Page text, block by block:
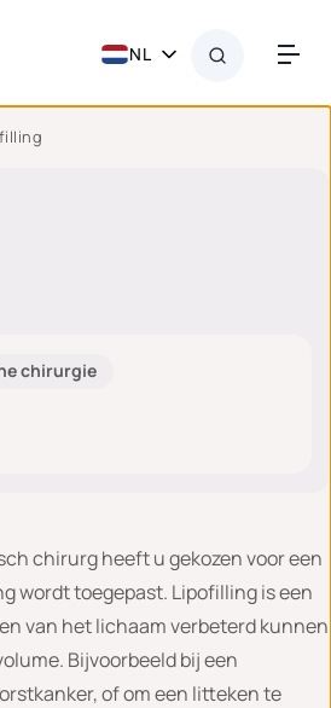
NL
chirurgie
chirurg heeft u gekozen voor een
wordt toegepast. Lipofilling is een
van het lichaam verbeterd kunnen
Bijvoorbeeld bij een
of om een litteken te